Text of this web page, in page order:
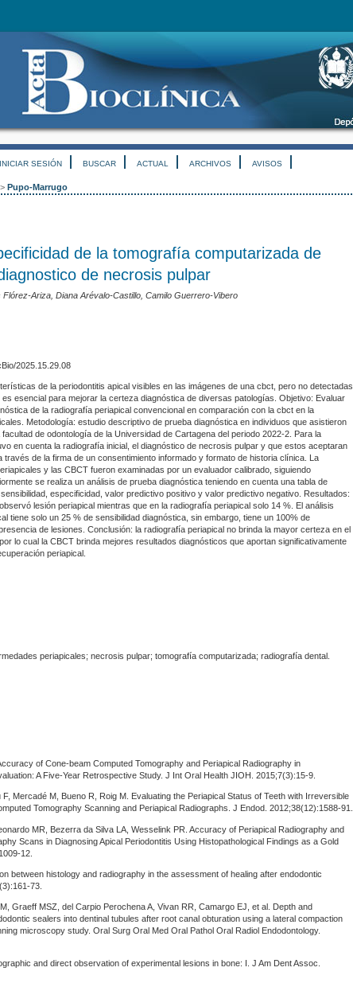
INICIAR SESIÓN BUSCAR ACTUAL ARCHIVOS AVISOS
> Pupo-Marrugo
de la tomografía computarizada de
de necrosis pulpar
Ariza, Diana Arévalo-Castillo, Camilo Guerrero-Vibero
2025.15.29.08
de la periodontitis apical visibles en las imágenes de una cbct, pero no detectadas
esencial para mejorar la certeza diagnóstica de diversas patologías. Objetivo: Evaluar
de la radiografía periapical convencional en comparación con la cbct en la
Metodología: estudio descriptivo de prueba diagnóstica en individuos que asistieron
de odontología de la Universidad de Cartagena del periodo 2022-2. Para la
en cuenta la radiografía inicial, el diagnóstico de necrosis pulpar y que estos aceptaran
través de la firma de un consentimiento informado y formato de historia clínica. La
y las CBCT fueron examinadas por un evaluador calibrado, siguiendo
se realiza un análisis de prueba diagnóstica teniendo en cuenta una tabla de
especificidad, valor predictivo positivo y valor predictivo negativo. Resultados:
lesión periapical mientras que en la radiografía periapical solo 14 %. El análisis
tiene solo un 25 % de sensibilidad diagnóstica, sin embargo, tiene un 100% de
de lesiones. Conclusión: la radiografía periapical no brinda la mayor certeza en el
lo cual la CBCT brinda mejores resultados diagnósticos que aportan significativamente
periapical.
periapicales; necrosis pulpar; tomografía computarizada; radiografía dental.
of Cone-beam Computed Tomography and Periapical Radiography in
A Five-Year Retrospective Study. J Int Oral Health JIOH. 2015;7(3):15-9.
Mercadé M, Bueno R, Roig M. Evaluating the Periapical Status of Teeth with Irreversible
Tomography Scanning and Periapical Radiographs. J Endod. 2012;38(12):1588-91.
MR, Bezerra da Silva LA, Wesselink PR. Accuracy of Periapical Radiography and
Scans in Diagnosing Apical Periodontitis Using Histopathological Findings as a Gold
12.
between histology and radiography in the assessment of healing after endodontic
73.
Graeff MSZ, del Carpio Perochena A, Vivan RR, Camargo EJ, et al. Depth and
sealers into dentinal tubules after root canal obturation using a lateral compaction
microscopy study. Oral Surg Oral Med Oral Pathol Oral Radiol Endodontology.
and direct observation of experimental lesions in bone: I. J Am Dent Assoc.